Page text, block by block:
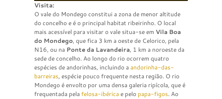
Visita:
O vale do Mondego constitui a zona de menor altitude
do concelho e é o principal habitat ribeirinho. O local
mais acessível para visitar o vale situa-se em Vila Boa
do Mondego, que fica 3 km a oeste de Celorico, pela
N16, ou na Ponte da Lavandeira, 1 km a noroeste da
sede de concelho. Ao longo do rio ocorrem quatro
espécies de andorinhas, incluindo aandorinha-das-
barreiras, espécie pouco frequente nesta região. O rio
Mondego é envolto por uma densa galeria ripícola, que é
frequentada pelafelosa-ibéricae pelo papa-figos. Ao